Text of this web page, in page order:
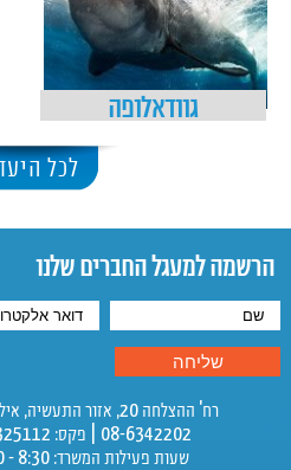
גוודאלופה
לכל
הרשמה למעגל החברים שלנו
רח' ההצלחה 20, אזור
08-6342202 | פקס: 08-6325112
שעות פעילות המשרד: 8:30 - 18:00